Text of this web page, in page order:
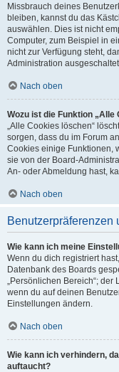
Missbrauch deines
bleiben, kannst du das
auswählen. Dies ist nicht
Computer, zum Beispiel in
nicht zur Verfügung steht,
Administration
Nach oben
Wozu ist die Funktion „Alle
„Alle Cookies löschen“
sorgen, dass du im Forum
Cookies einige Funktionen,
sie von der Board-
An- oder Abmeldung hast,
Nach oben
Benutzerpräferenzen
Wie kann ich meine
Wenn du dich registriert
Datenbank des Boards
„Persönlichen Bereich“;
wenn du auf deinen
Einstellungen ändern.
Nach oben
Wie kann ich verhindern,
auftaucht?